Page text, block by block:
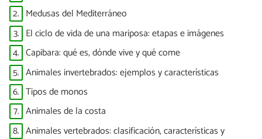
2. Medusas del Mediterráneo
3. El ciclo de vida de una mariposa: etapas e imágenes
4. Capibara: qué es, dónde vive y qué come
5. Animales invertebrados: ejemplos y características
6. Tipos de monos
7. Animales de la costa
8. Animales vertebrados: clasificación, características y